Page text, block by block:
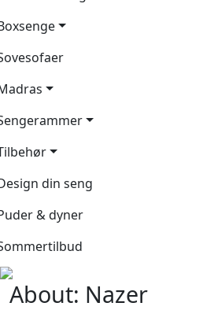
din seng
& dyner
About: Nazer